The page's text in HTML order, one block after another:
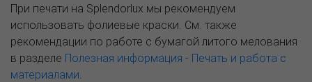
При печати на Splendorlux мы рекомендуем
использовать фолиевые краски. См. также
рекомендации по работе с бумагой литого мелования
в разделе Полезная информация - Печать и работа с
материалами